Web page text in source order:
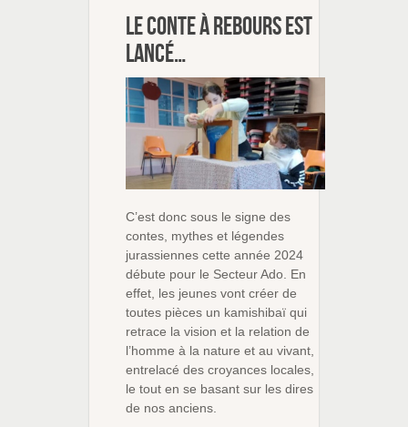
Le conte à rebours est
lancé…
C’est donc sous le signe des
contes, mythes et légendes
jurassiennes cette année 2024
débute pour le Secteur Ado. En
effet, les jeunes vont créer de
toutes pièces un kamishibaï qui
retrace la vision et la relation de
l’homme à la nature et au vivant,
entrelacé des croyances locales,
le tout en se basant sur les dires
de nos anciens.